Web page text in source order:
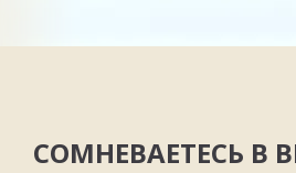
СОМНЕВАЕТЕСЬ В